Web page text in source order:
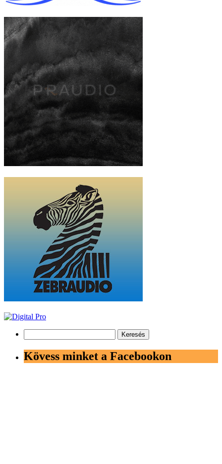
Kövess minket a Facebookon